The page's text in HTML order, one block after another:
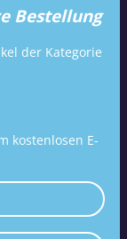
Bestellung
der Kategorie
kostenlosen E-